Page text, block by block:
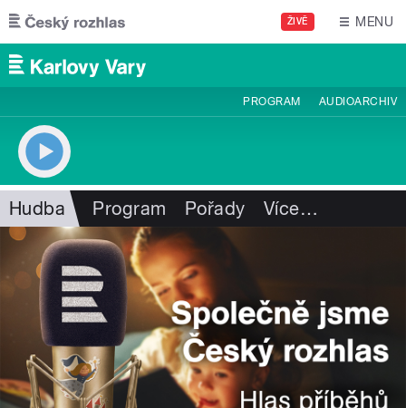
Přejít k hlavnímu obsahu
ŽIVĚ MENU
PROGRAM AUDIOARCHIV
Hudba Program Pořady Více…